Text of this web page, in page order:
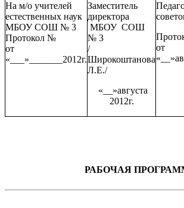
На м/о учителей
естественных наук
МБОУ СОШ № 3
Протокол №
от
«___»_______2012г.
Заместитель
директора
МБОУ СОШ
№ 3
/
Широкоштанова
Л.Е./
«__»августа
2012г.
от
РАБОЧАЯ